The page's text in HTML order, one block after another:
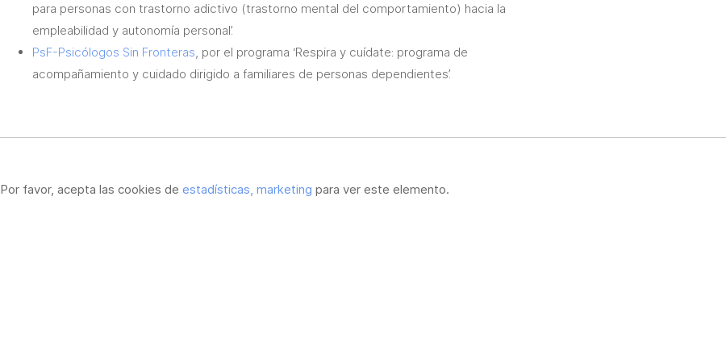
para personas con trastorno adictivo (trastorno mental del comportamiento) hacia la
empleabilidad y autonomía personal’.
PsF-Psicólogos Sin Fronteras, por el programa ‘Respira y cuídate: programa de
acompañamiento y cuidado dirigido a familiares de personas dependientes’.
Por favor, acepta las cookies de estadísticas, marketing para ver este elemento.